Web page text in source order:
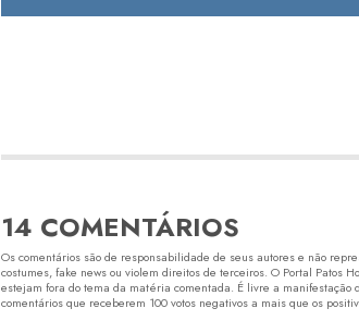
14 COMENTÁRIOS
Os comentários são de responsabilidade de seus autores e não
costumes, fake news ou violem direitos de terceiros. O Portal Patos
estejam fora do tema da matéria comentada. É livre a
comentários que receberem 100 votos negativos a mais que os